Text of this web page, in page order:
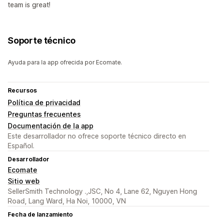
team is great!
Soporte técnico
Ayuda para la app ofrecida por Ecomate.
Recursos
Política de privacidad
Preguntas frecuentes
Documentación de la app
Este desarrollador no ofrece soporte técnico directo en
Español.
Desarrollador
Ecomate
Sitio web
SellerSmith Technology .,JSC, No 4, Lane 62, Nguyen Hong
Road, Lang Ward, Ha Noi, 10000, VN
Fecha de lanzamiento